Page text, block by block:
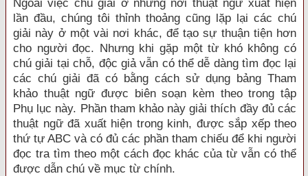
Ngoài việc chú giải ở những nơi thuật ngữ xuất hiện
lần đầu, chúng tôi thỉnh thoảng cũng lặp lại các chú
giải này ở một vài nơi khác, để tạo sự thuận tiện hơn
cho người đọc. Nhưng khi gặp một từ khó không có
chú giải tại chỗ, độc giả vẫn có thể dễ dàng tìm đọc lại
các chú giải đã có bằng cách sử dụng bảng Tham
khảo thuật ngữ được biên soạn kèm theo trong tập
Phụ lục này. Phần tham khảo này giải thích đầy đủ các
thuật ngữ đã xuất hiện trong kinh, được sắp xếp theo
thứ tự ABC và có đủ các phần tham chiếu để khi người
đọc tra tìm theo một cách đọc khác của từ vẫn có thể
được dẫn chú về mục từ chính.